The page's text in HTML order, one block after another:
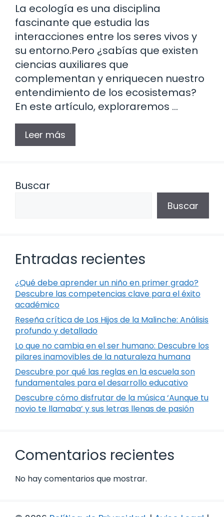
La ecología es una disciplina
fascinante que estudia las
interacciones entre los seres vivos y
su entorno.Pero ¿sabías que existen
ciencias auxiliares que
complementan y enriquecen nuestro
entendimiento de los ecosistemas?
En este artículo, exploraremos …
Leer más
Buscar
Buscar
Entradas recientes
¿Qué debe aprender un niño en primer grado?
Descubre las competencias clave para el éxito
académico
Reseña crítica de Los Hijos de la Malinche: Análisis
profundo y detallado
Lo que no cambia en el ser humano: Descubre los
pilares inamovibles de la naturaleza humana
Descubre por qué las reglas en la escuela son
fundamentales para el desarrollo educativo
Descubre cómo disfrutar de la música ‘Aunque tu
novio te llamaba’ y sus letras llenas de pasión
Comentarios recientes
No hay comentarios que mostrar.